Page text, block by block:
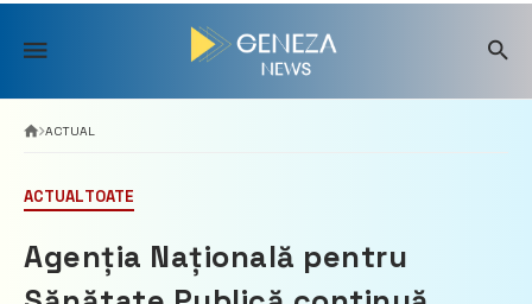
Skip
content
ACTUAL
ACTUALTOATE
Agenția Națională pentru